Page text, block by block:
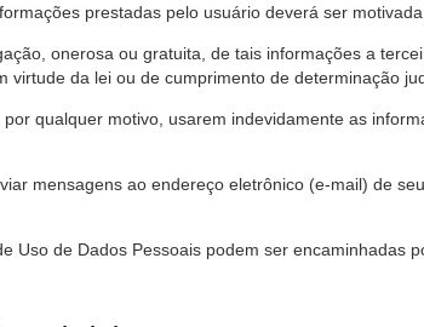
prestadas pelo usuário deverá ser
onerosa ou gratuita, de tais informações a
virtude da lei ou de cumprimento de determinação
qualquer motivo, usarem indevidamente as
mensagens ao endereço eletrônico (e-mail) de
Uso de Dados Pessoais podem ser encaminhadas